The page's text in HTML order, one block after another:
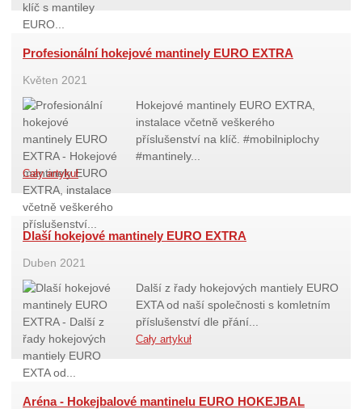
Profesionální hokejové mantinely EURO EXTRA
Květen 2021
Hokejové mantinely EURO EXTRA,
instalace včetně veškerého
příslušenství na klíč. #mobilniplochy
#mantinely...
Cały artykuł
Dlaší hokejové mantinely EURO EXTRA
Duben 2021
Další z řady hokejových mantiely EURO
EXTA od naší společnosti s komletním
příslušenství dle přání...
Cały artykuł
Aréna - Hokejbalové mantinelu EURO HOKEJBAL